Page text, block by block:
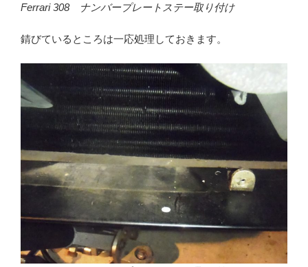
Ferrari 308 ナンバープレートステー取り付け
錆びているところは一応処理しておきます。